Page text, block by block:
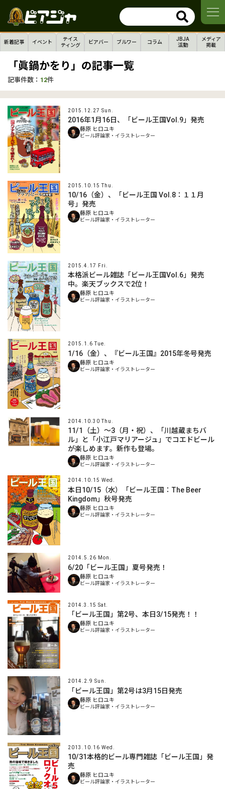
新着記事 イベント
テイス
ティング
ビアバー ブルワー コラム
JBJA
活動
メディア
掲載
「眞鍋かをり」の記事一覧
記事件数： 12件
2015.12.27 Sun.
2016年1月16日、「ビール王国Vol.9」発売
藤原 ヒロユキ
ビール評論家・イラストレーター
2015.10.15 Thu.
10/16（金）、「ビール王国 Vol.8：１１月
号」発売
藤原 ヒロユキ
ビール評論家・イラストレーター
2015.4.17 Fri.
本格派ビール雑誌「ビール王国Vol.6」発売
中。楽天ブックスで2位！
藤原 ヒロユキ
ビール評論家・イラストレーター
2015.1.6 Tue.
1/16（金）、『ビール王国』2015年冬号発売
藤原 ヒロユキ
ビール評論家・イラストレーター
2014.10.30 Thu.
11/1（土）～3（月・祝）、「川越蔵まちバ
ル」と「小江戸マリアージュ」でコエドビール
が楽しめます。新作も登場。
藤原 ヒロユキ
ビール評論家・イラストレーター
2014.10.15 Wed.
本日10/15（水）「ビール王国：The Beer
Kingdom」秋号発売
藤原 ヒロユキ
ビール評論家・イラストレーター
2014.5.26 Mon.
6/20「ビール王国」夏号発売！
藤原 ヒロユキ
ビール評論家・イラストレーター
2014.3.15 Sat.
「ビール王国」第2号、本日3/15発売！！
藤原 ヒロユキ
ビール評論家・イラストレーター
2014.2.9 Sun.
「ビール王国」第2号は3月15日発売
藤原 ヒロユキ
ビール評論家・イラストレーター
2013.10.16 Wed.
10/31本格的ビール専門雑誌「ビール王国」発
売
藤原 ヒロユキ
ビール評論家・イラストレーター